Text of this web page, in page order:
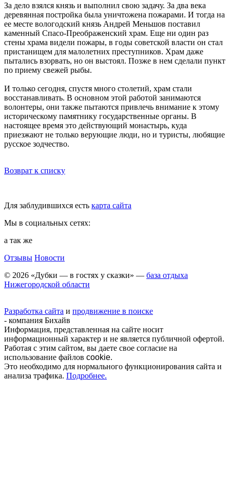
За дело взялся князь и выполнил свою задачу. За два века
деревянная постройка была уничтожена пожарами. И тогда на
ее месте вологодский князь Андрей Меньшов поставил
каменный Спасо-Преображенский храм. Еще ни один раз
стены храма видели пожары, в годы советской власти он стал
пристанищем для малолетних преступников. Храм даже
пытались взорвать, но он выстоял. Позже в нем сделали пункт
по приему свежей рыбы.
И только сегодня, спустя много столетий, храм стали
восстанавливать. В основном этой работой занимаются
волонтеры, они также пытаются привлечь внимание к этому
историческому памятнику государственные органы. В
настоящее время это действующий монастырь, куда
приезжают не только верующие люди, но и туристы, любящие
русское зодчество.
Возврат к списку
Для заблудившихся есть карта сайта
Мы в социальных сетях:
а так же
Отзывы Новости
© 2026 «Дубки — в гостях у сказки» — база отдыха
Нижегородской области
Разработка сайта и продвижение в поиске
- компания Бихайв
Информация, представленная на сайте носит
информационный характер и не является публичной офертой.
Работая с этим сайтом, вы даете свое согласие на
использование файлов cookie.
Это необходимо для нормального функционирования сайта и
анализа трафика. Подробнее.